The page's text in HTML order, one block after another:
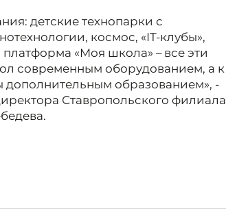
детские технопарки с
космос, «IT-клубы»,
«Моя школа» – все эти
современным оборудованием, а к
дополнительным образованием», -
Ставропольского филиала